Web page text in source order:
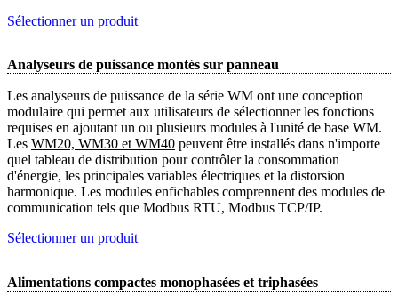
Sélectionner un produit
Analyseurs de puissance montés sur panneau
Les analyseurs de puissance de la série WM ont une conception
modulaire qui permet aux utilisateurs de sélectionner les fonctions
requises en ajoutant un ou plusieurs modules à l'unité de base WM.
Les WM20, WM30 et WM40 peuvent être installés dans n'importe
quel tableau de distribution pour contrôler la consommation
d'énergie, les principales variables électriques et la distorsion
harmonique. Les modules enfichables comprennent des modules de
communication tels que Modbus RTU, Modbus TCP/IP.
Sélectionner un produit
Alimentations compactes monophasées et triphasées